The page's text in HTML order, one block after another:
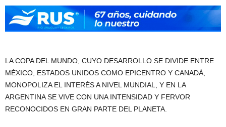
LA COPA DEL MUNDO, CUYO DESARROLLO SE DIVIDE ENTRE
MÉXICO, ESTADOS UNIDOS COMO EPICENTRO Y CANADÁ,
MONOPOLIZA EL INTERÉS A NIVEL MUNDIAL, Y EN LA
ARGENTINA SE VIVE CON UNA INTENSIDAD Y FERVOR
RECONOCIDOS EN GRAN PARTE DEL PLANETA.